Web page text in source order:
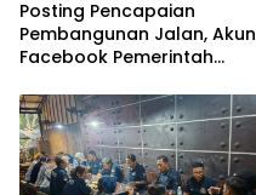
Posting Pencapaian
Pembangunan Jalan, Akun
Facebook Pemerintah
“Dirujak” Warganet